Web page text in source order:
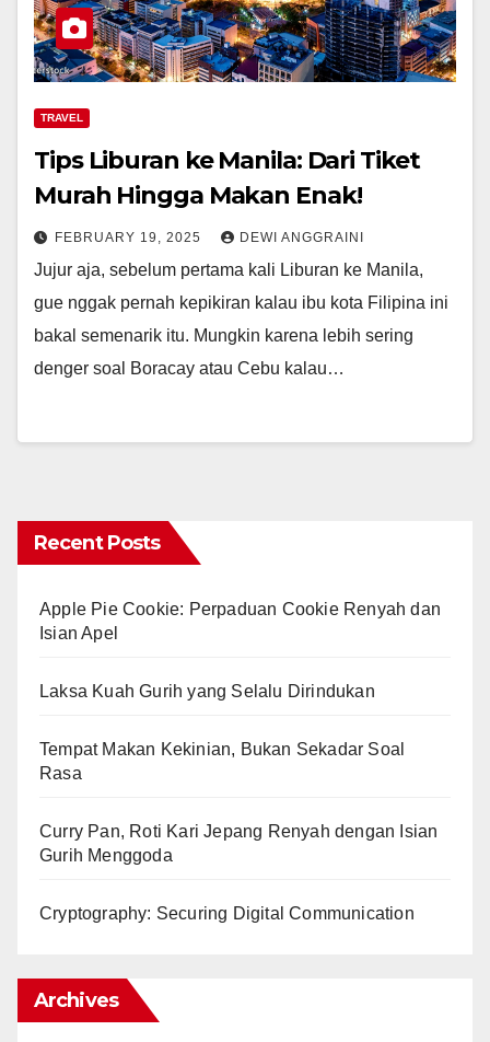
TRAVEL
Tips Liburan ke Manila: Dari Tiket
Murah Hingga Makan Enak!
FEBRUARY 19, 2025 DEWI ANGGRAINI
Jujur aja, sebelum pertama kali Liburan ke Manila,
gue nggak pernah kepikiran kalau ibu kota Filipina ini
bakal semenarik itu. Mungkin karena lebih sering
denger soal Boracay atau Cebu kalau…
Recent Posts
Apple Pie Cookie: Perpaduan Cookie Renyah dan
Isian Apel
Laksa Kuah Gurih yang Selalu Dirindukan
Tempat Makan Kekinian, Bukan Sekadar Soal
Rasa
Curry Pan, Roti Kari Jepang Renyah dengan Isian
Gurih Menggoda
Cryptography: Securing Digital Communication
Archives